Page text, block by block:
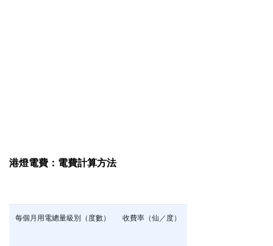
港燈電費：電費計算方法
每個月用電總量級別（度數） 收費率（仙／度）